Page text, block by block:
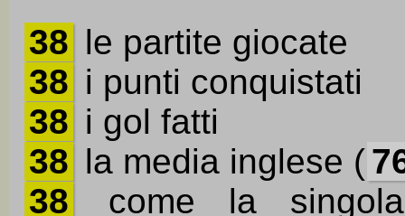
38 le partite giocate
38 i punti conquistati
38 i gol fatti
38 la media inglese (
38
come la